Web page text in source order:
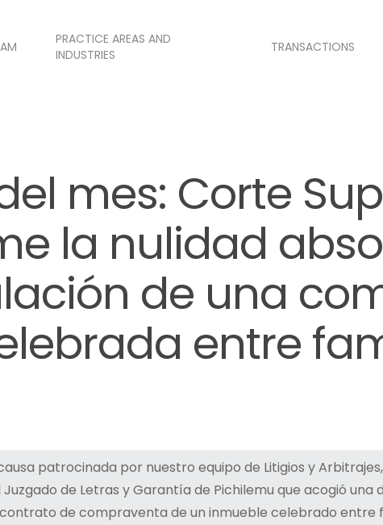
PRACTICE AREAS AND
INDUSTRIES
TRANSACTIONS
mes: Corte
la nulidad
de una
entre
patrocinada por nuestro equipo de Litigios y
de Letras y Garantía de Pichilemu que acogió una
de compraventa de un inmueble celebrado entre